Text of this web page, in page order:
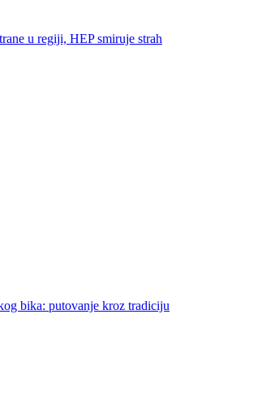
u regiji, HEP smiruje strah
bika: putovanje kroz tradiciju